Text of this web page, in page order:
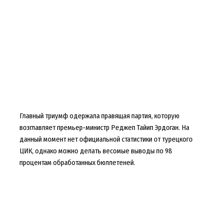
Главный триумф одержала правящая партия, которую
возглавляет премьер-министр Реджеп Тайип Эрдоган. На
данный момент нет официальной статистики от турецкого
ЦИК, однако можно делать весомые выводы по 98
процентам обработанных бюллетеней.